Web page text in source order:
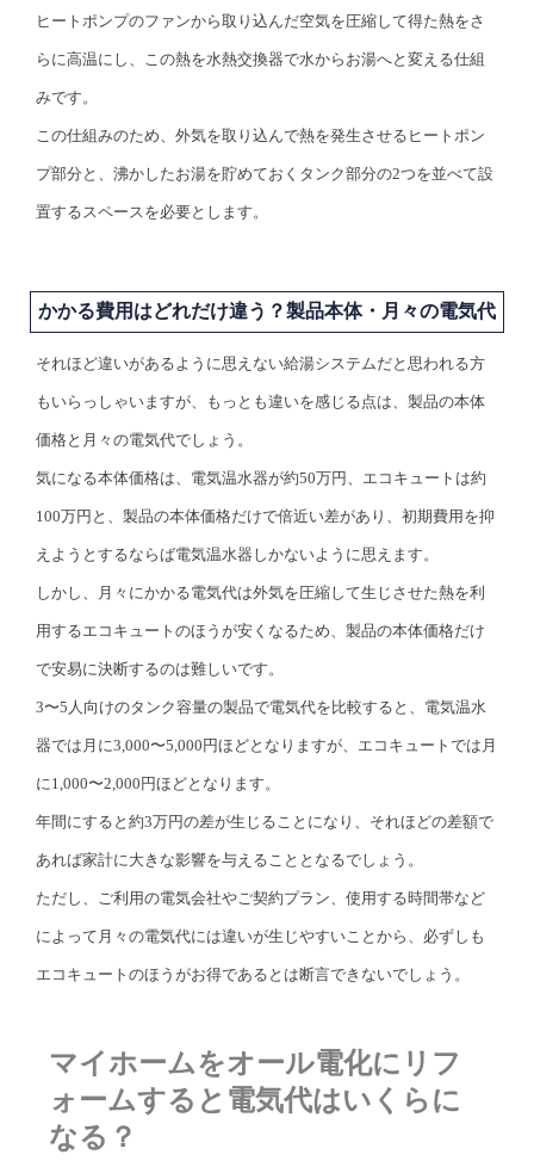
ヒートポンプのファンから取り込んだ空気を圧縮して得た熱をさ
らに高温にし、この熱を水熱交換器で水からお湯へと変える仕組
みです。
この仕組みのため、外気を取り込んで熱を発生させるヒートポン
プ部分と、沸かしたお湯を貯めておくタンク部分の2つを並べて設
置するスペースを必要とします。
かかる費用はどれだけ違う？製品本体・月々の電気代
それほど違いがあるように思えない給湯システムだと思われる方
もいらっしゃいますが、もっとも違いを感じる点は、製品の本体
価格と月々の電気代でしょう。
気になる本体価格は、電気温水器が約50万円、エコキュートは約
100万円と、製品の本体価格だけで倍近い差があり、初期費用を抑
えようとするならば電気温水器しかないように思えます。
しかし、月々にかかる電気代は外気を圧縮して生じさせた熱を利
用するエコキュートのほうが安くなるため、製品の本体価格だけ
で安易に決断するのは難しいです。
3〜5人向けのタンク容量の製品で電気代を比較すると、電気温水
器では月に3,000〜5,000円ほどとなりますが、エコキュートでは月
に1,000〜2,000円ほどとなります。
年間にすると約3万円の差が生じることになり、それほどの差額で
あれば家計に大きな影響を与えることとなるでしょう。
ただし、ご利用の電気会社やご契約プラン、使用する時間帯など
によって月々の電気代には違いが生じやすいことから、必ずしも
エコキュートのほうがお得であるとは断言できないでしょう。
マイホームをオール電化にリフ
ォームすると電気代はいくらに
なる？